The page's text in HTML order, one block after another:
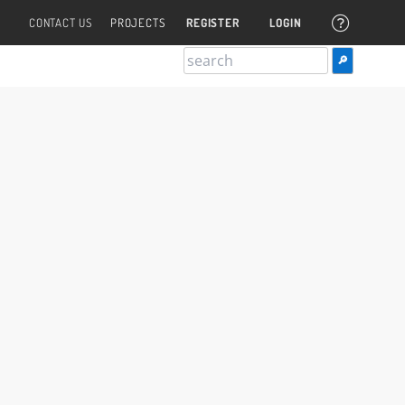
CONTACT US PROJECTS REGISTER LOGIN